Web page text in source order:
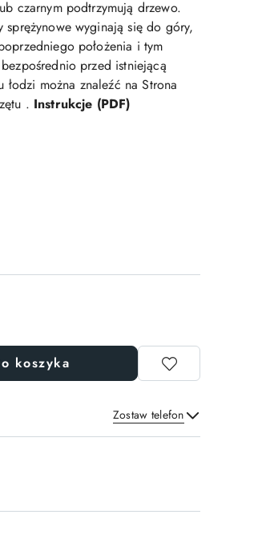
czarnym podtrzymują drzewo.
wyginają się do góry,
położenia i tym
przed istniejącą
można znaleźć na Strona
. Instrukcje (PDF)
koszyka
Zostaw telefon
Wyślij